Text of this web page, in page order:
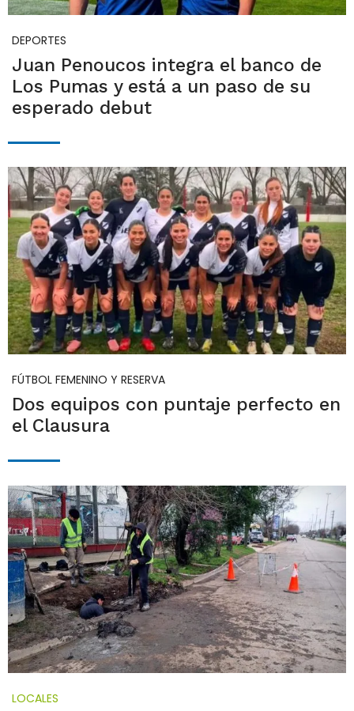
DEPORTES
Juan Penoucos integra el banco de
Los Pumas y está a un paso de su
esperado debut
FÚTBOL FEMENINO Y RESERVA
Dos equipos con puntaje perfecto en
el Clausura
LOCALES